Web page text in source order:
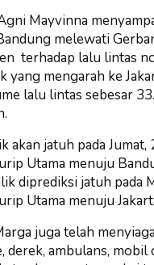
Mayvinna
melewati
terhadap lalu lintas
yang mengarah ke
lalu lintas sebesar
akan jatuh pada
Utama menuju
diprediksi jatuh pada
Utama menuju
juga telah
ambulans, mobil